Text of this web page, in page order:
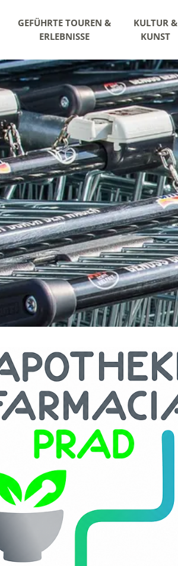
GEFÜHRTE TOUREN &
ERLEBNISSE
KULTUR &
KUNST